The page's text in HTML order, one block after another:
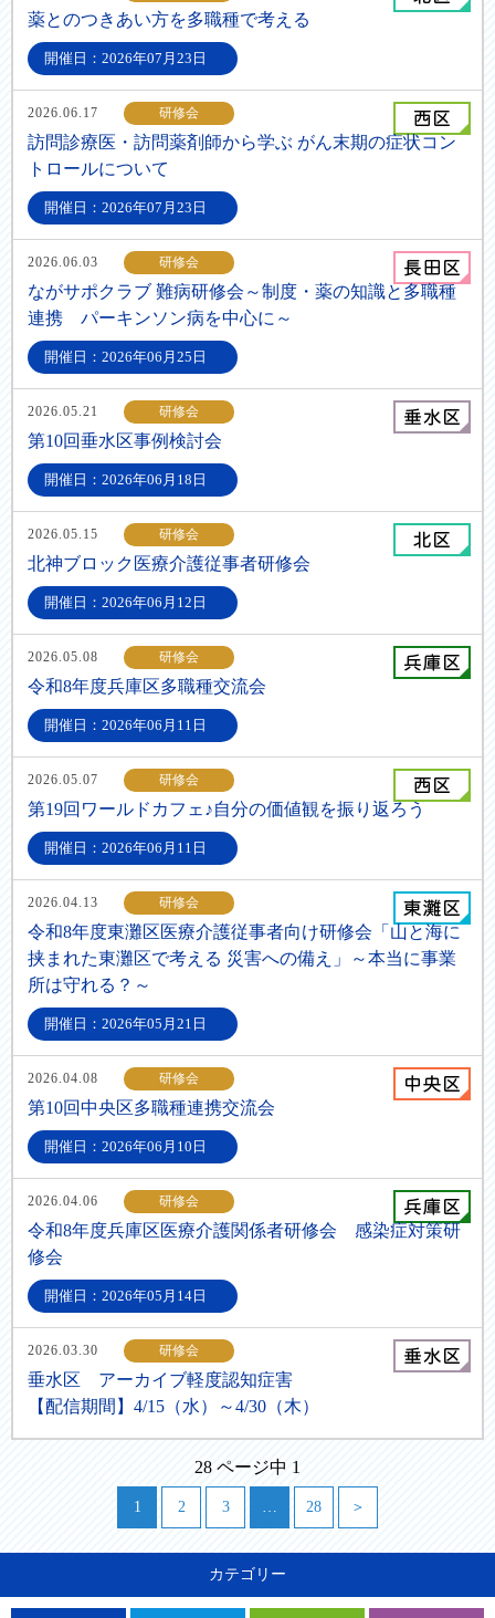
薬とのつきあい方を多職種で考える
開催日：2026年07月23日
2026.06.17 研修会
訪問診療医・訪問薬剤師から学ぶ がん末期の症状コン
トロールについて
開催日：2026年07月23日
2026.06.03 研修会
ながサポクラブ 難病研修会～制度・薬の知識と多職種
連携 パーキンソン病を中心に～
開催日：2026年06月25日
2026.05.21 研修会
第10回垂水区事例検討会
開催日：2026年06月18日
2026.05.15 研修会
北神ブロック医療介護従事者研修会
開催日：2026年06月12日
2026.05.08 研修会
令和8年度兵庫区多職種交流会
開催日：2026年06月11日
2026.05.07 研修会
第19回ワールドカフェ♪自分の価値観を振り返ろう
開催日：2026年06月11日
2026.04.13 研修会
令和8年度東灘区医療介護従事者向け研修会「山と海に
挟まれた東灘区で考える 災害への備え」～本当に事業
所は守れる？～
開催日：2026年05月21日
2026.04.08 研修会
第10回中央区多職種連携交流会
開催日：2026年06月10日
2026.04.06 研修会
令和8年度兵庫区医療介護関係者研修会 感染症対策研
修会
開催日：2026年05月14日
2026.03.30 研修会
垂水区 アーカイブ軽度認知症害
【配信期間】4/15（水）～4/30（木）
28 ページ中 1
1 2 3 … 28 ＞
カテゴリー